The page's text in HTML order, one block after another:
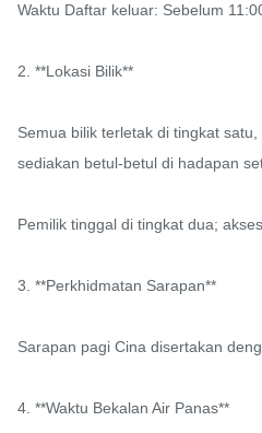
Waktu Daftar keluar: Sebelum
2. **Lokasi Bilik**
Semua bilik terletak di tingkat
sediakan betul-betul di hadapan
Pemilik tinggal di tingkat dua;
3. **Perkhidmatan Sarapan**
Sarapan pagi Cina disertakan
4. **Waktu Bekalan Air Panas**